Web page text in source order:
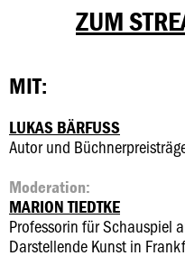
ZUM
MIT:
LUKAS BÄRFUSS
Autor und
Moderation:
MARION TIEDTKE
Professorin für Schauspiel
Darstellende Kunst in